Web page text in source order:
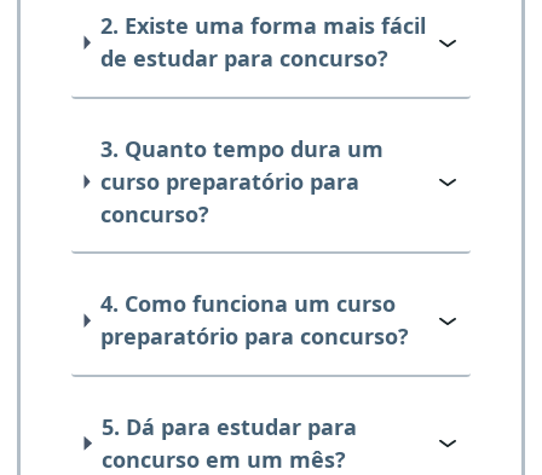
2. Existe uma forma mais fácil
de estudar para concurso?
3. Quanto tempo dura um
curso preparatório para
concurso?
4. Como funciona um curso
preparatório para concurso?
5. Dá para estudar para
concurso em um mês?